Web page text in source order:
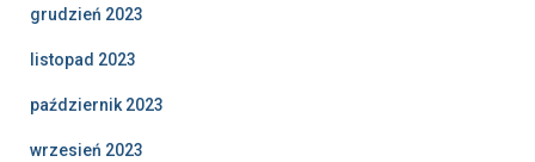
grudzień 2023
listopad 2023
październik 2023
wrzesień 2023